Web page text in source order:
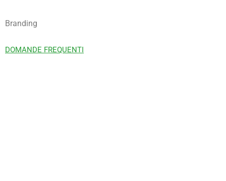
Branding
DOMANDE FREQUENTI